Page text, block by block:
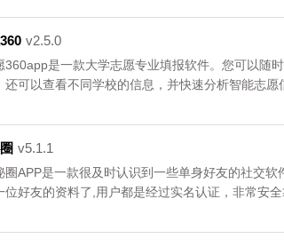
从而节省了时间和操作步骤。资源均来自官网，请
v2.5.0
360app是一款大学志愿专业填报软件。您可以随
还可以查看不同学校的信息，并快速分析智能志愿
v5.1.1
圈APP是一款很及时认识到一些单身好友的社交
位好友的资料了,用户都是经过实名认证，非常安
请放心下载。